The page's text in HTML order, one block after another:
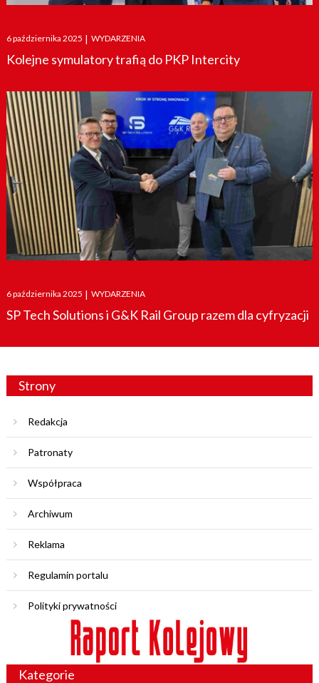
Posted
on
6 października 2025 | WYDARZENIA
Kolejne symulatory trafią do PKP Intercity
Posted
on
6 października 2025 | WYDARZENIA
SP Tech Solutions i G&K Rail Group razem dla cyfryzacji
Strony
Redakcja
Patronaty
Współpraca
Archiwum
Reklama
Regulamin portalu
Polityki prywatności
Kategorie